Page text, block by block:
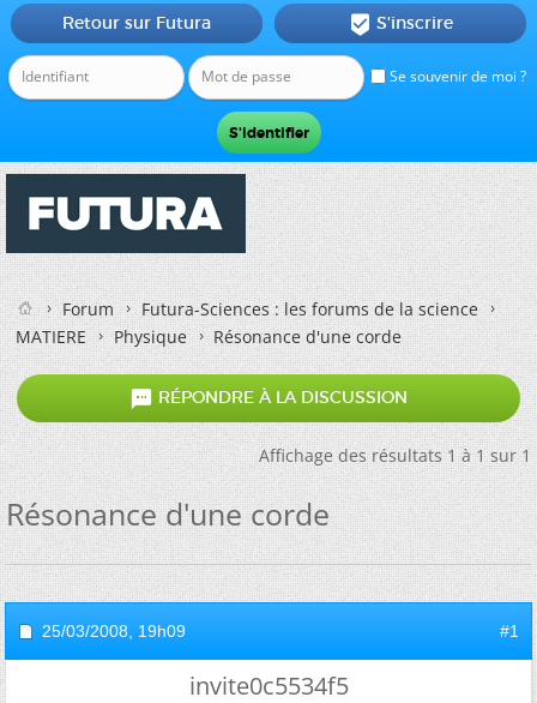
Se souvenir de moi ?
Retour sur Futura  S'inscrire
Forum
Futura-Sciences : les forums de la science
MATIERE
Physique Résonance d'une corde
 RÉPONDRE À LA DISCUSSION
Affichage des résultats 1 à 1 sur 1
Résonance d'une corde
25/03/2008, 19h09 #1
invite0c5534f5